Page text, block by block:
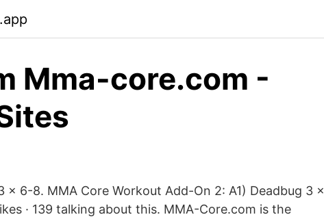
Mma-core.com -
x 6-8. MMA Core Workout Add-On 2: A1) Deadbug 3 x
· 139 talking about this. MMA-Core.com is the